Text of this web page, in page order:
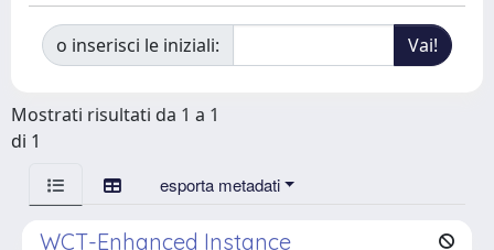
o inserisci le iniziali:
Mostrati risultati da 1 a 1
di 1
esporta metadati
WCT-Enhanced Instance